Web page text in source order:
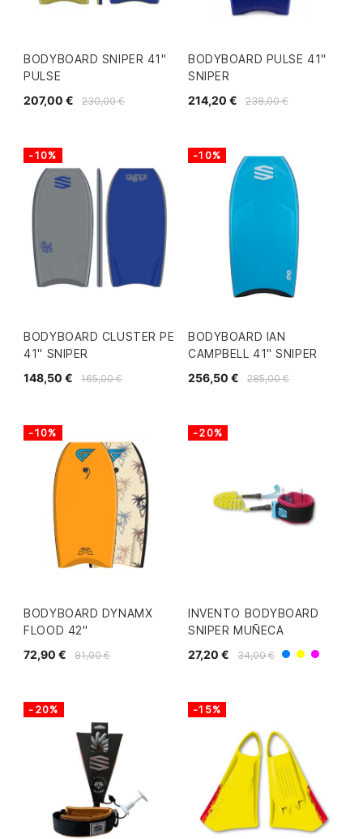
BODYBOARD SNIPER 41"
PULSE
230,00 €
207,00 €
BODYBOARD PULSE 41"
SNIPER
238,00 €
214,20 €
BODYBOARD CLUSTER PE
41" SNIPER
165,00 €
148,50 €
-10%
BODYBOARD IAN
CAMPBELL 41" SNIPER
285,00 €
256,50 €
-10%
BODYBOARD DYNAMX
FLOOD 42"
81,00 €
72,90 €
-10%
INVENTO BODYBOARD
SNIPER MUÑECA
34,00 €
27,20 € AzulAmarillo/
-20%
-20% -15%